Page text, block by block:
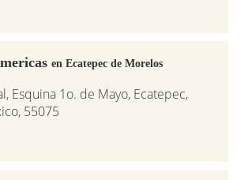
en Ecatepec de Morelos
Esquina 1o. de Mayo, Ecatepec,
55075